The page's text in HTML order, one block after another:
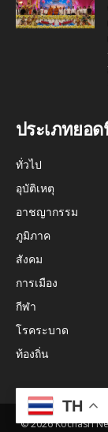
ประเภทยอ
ทั่วไป
อุบัติเหตุ
อาชญากรรม
ภูมิภาค
สังคม
การเมือง
กีฬา
โรคระบาด
ท้องถิ่น
© 2026 Kochasri
TH